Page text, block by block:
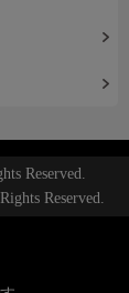
Reserved.
Reserved.